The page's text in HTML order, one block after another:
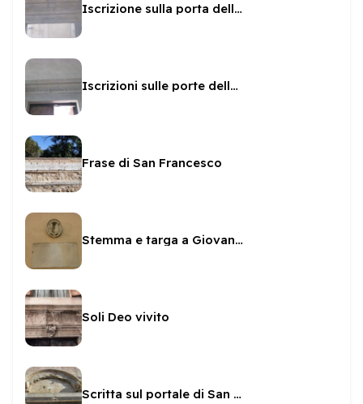
Iscrizione sulla porta della Cappella Borgia
Iscrizioni sulle porte della Rocca
Frase di San Francesco
Stemma e targa a Giovan Battista Arnaldi
Soli Deo vivito
Scritta sul portale di San Ponziano